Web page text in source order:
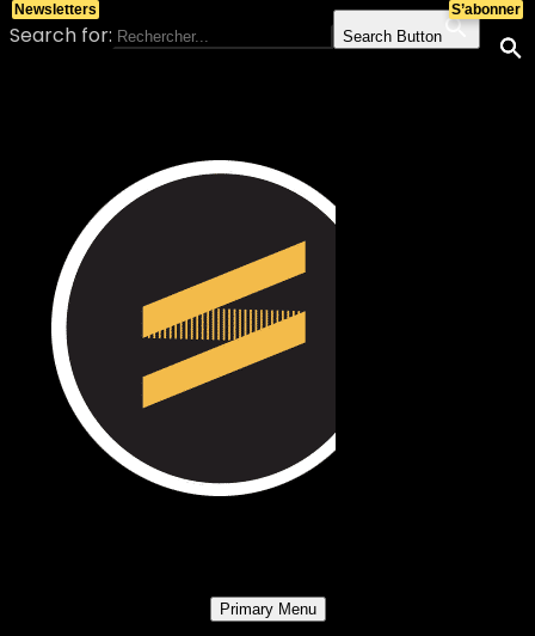
Search for: Search Button
Primary Menu
S’abonner
Newsletters